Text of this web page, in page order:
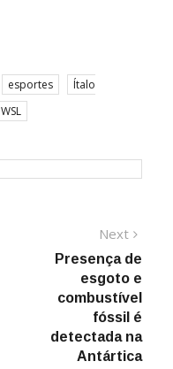
esportes
Ítalo
WSL
Next
Presença de
esgoto e
combustível
fóssil é
detectada na
Antártica